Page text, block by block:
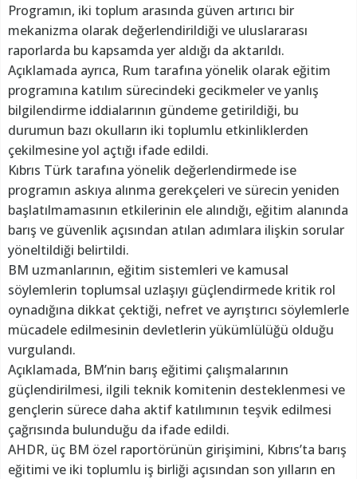
Programın, iki toplum arasında güven artırıcı bir
mekanizma olarak değerlendirildiği ve uluslararası
raporlarda bu kapsamda yer aldığı da aktarıldı.
Açıklamada ayrıca, Rum tarafına yönelik olarak eğitim
programına katılım sürecindeki gecikmeler ve yanlış
bilgilendirme iddialarının gündeme getirildiği, bu
durumun bazı okulların iki toplumlu etkinliklerden
çekilmesine yol açtığı ifade edildi.
Kıbrıs Türk tarafına yönelik değerlendirmede ise
programın askıya alınma gerekçeleri ve sürecin yeniden
başlatılmamasının etkilerinin ele alındığı, eğitim alanında
barış ve güvenlik açısından atılan adımlara ilişkin sorular
yöneltildiği belirtildi.
BM uzmanlarının, eğitim sistemleri ve kamusal
söylemlerin toplumsal uzlaşıyı güçlendirmede kritik rol
oynadığına dikkat çektiği, nefret ve ayrıştırıcı söylemlerle
mücadele edilmesinin devletlerin yükümlülüğü olduğu
vurgulandı.
Açıklamada, BM’nin barış eğitimi çalışmalarının
güçlendirilmesi, ilgili teknik komitenin desteklenmesi ve
gençlerin sürece daha aktif katılımının teşvik edilmesi
çağrısında bulunduğu da ifade edildi.
AHDR, üç BM özel raportörünün girişimini, Kıbrıs’ta barış
eğitimi ve iki toplumlu iş birliği açısından son yılların en